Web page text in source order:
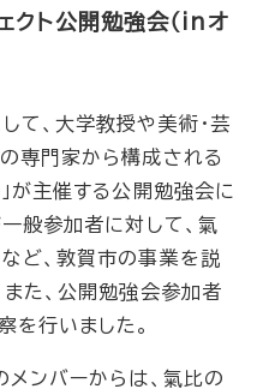
クト公開勉強会（inオ
て、大学教授や美術・芸
専門家から構成される
が主催する公開勉強会に
般参加者に対して、氣
ど、敦賀市の事業を説
また、公開勉強会参加者
を行いました。
メンバーからは、氣比の